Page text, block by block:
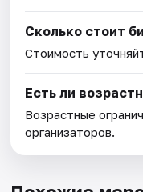
Сколько стоит
Стоимость
Есть ли
Возрастные
организаторов.